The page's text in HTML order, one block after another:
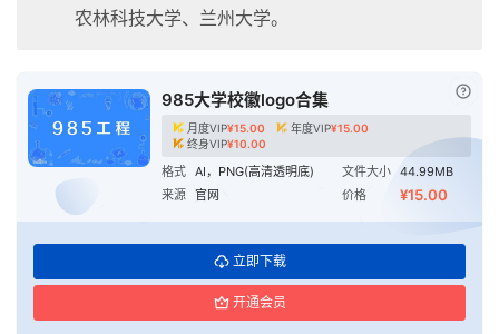
农林科技大学、兰州大学。
985大学校徽logo合集
月度VIP¥15.00 年度VIP¥15.00
终身VIP¥10.00
格式 AI，PNG(高清透明底) 文件大小
44.99MB
来源 官网 价格 ¥15.00
立即下载
开通会员